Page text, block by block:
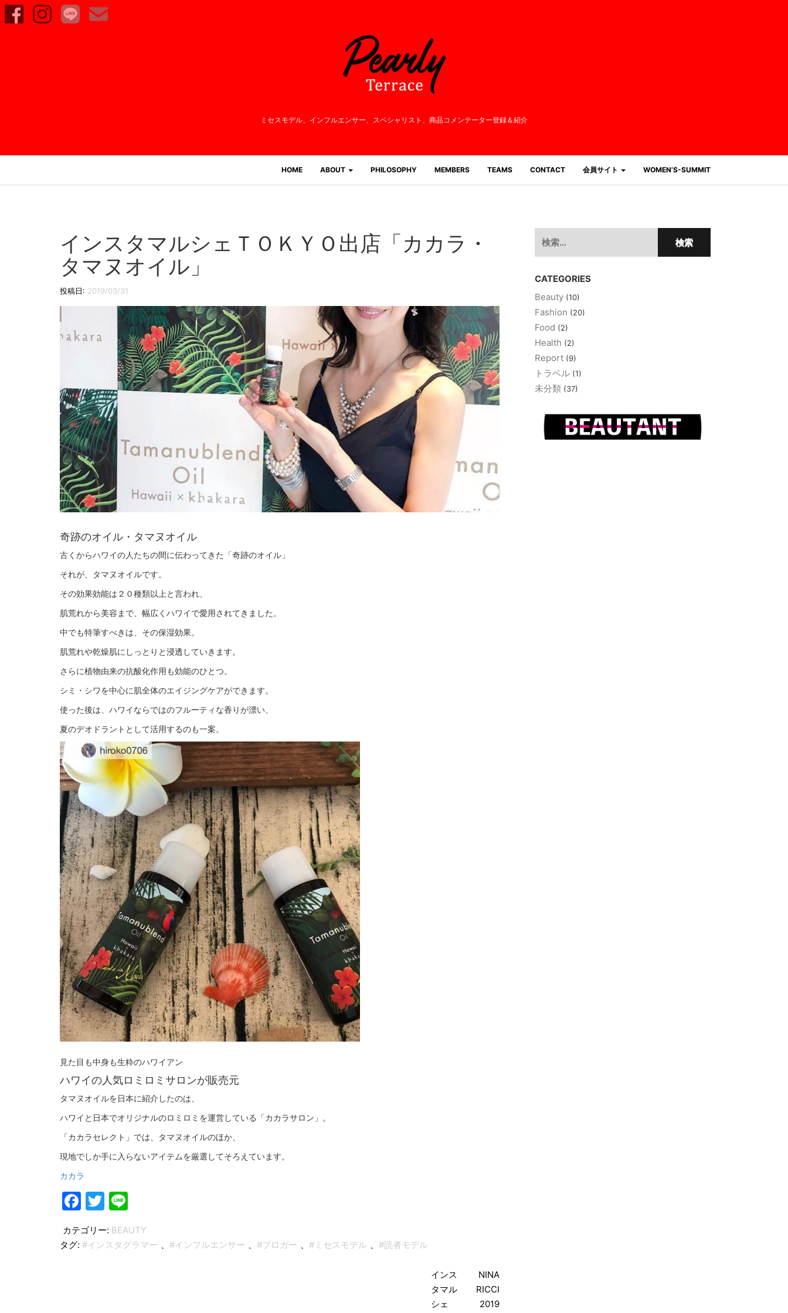
ミセスモデル、インフルエンサー、 スペシャリスト、商品コメンテーター登録＆紹介
HOME ABOUT PHILOSOPHY MEMBERS TEAMS CONTACT 会員サイト WOMEN’S-SUMMIT
インスタマルシェＴＯＫＹＯ出店「カカラ・
タマヌオイル」
投稿日: 2019/03/31
奇跡のオイル・タマヌオイル
古くからハワイの人たちの間に伝わってきた「奇跡のオイル」
それが、タマヌオイルです。
その効果効能は２０種類以上と言われ、
肌荒れから美容まで、幅広くハワイで愛用されてきました。
中でも特筆すべきは、その保湿効果。
肌荒れや乾燥肌にしっとりと浸透していきます。
さらに植物由来の抗酸化作用も効能のひとつ。
シミ・シワを中心に肌全体のエイジングケアができます。
使った後は、ハワイならではのフルーティな香りが漂い、
夏のデオドラントとして活用するのも一案。
見た目も中身も生粋のハワイアン
ハワイの人気ロミロミサロンが販売元
タマヌオイルを日本に紹介したのは、
ハワイと日本でオリジナルのロミロミを運営している「カカラサロン」。
「カカラセレクト」では、タマヌオイルのほか、
現地でしか手に入らないアイテムを厳選してそろえています。
カカラ
Facebook
Twitter
カテゴリー: BEAUTY
タグ: #インスタグラマー #インフルエンサー #ブロガー #ミセスモデル #読者モデル
稿
ナ
インス
タマル
シェ
NINA
RICCI
2019
索:
CATEGORIES
Beauty (10)
Fashion (20)
Food (2)
Health (2)
Report (9)
トラベル (1)
未分類 (37)